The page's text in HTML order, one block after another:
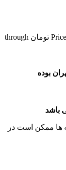
Price range: 100,000 تومان through
بوده
باشد
ها ممکن است در